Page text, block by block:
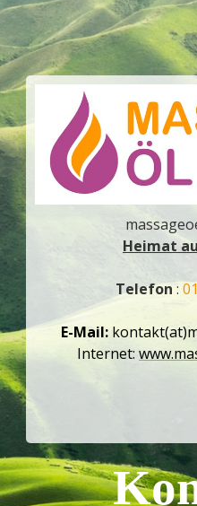
Heimat
Telefon:
E-Mail:
Internet: